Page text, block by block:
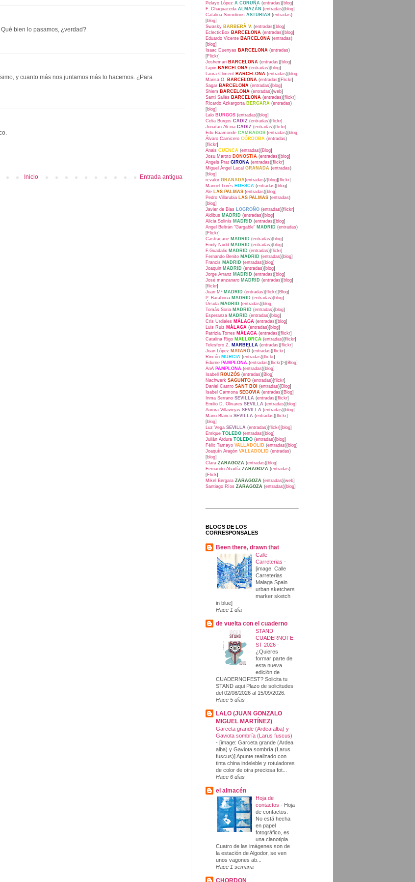
bien lo pasamos, ¿verdad?
y cuanto más nos juntamos más lo hacemos. ¿Para
Entrada antigua
Inicio
Pelayo López A CORUÑA (entradas)[blog]
F. Chaguaceda ALMAZÁN (entradas)[blog]
Catalina Somolinos ASTURIAS (entradas)
[blog]
Swasky BARBERÀ V. (entradas)[blog]
EclecticBox BARCELONA (entradas)[blog]
Eduardo Vicente BARCELONA (entradas)
[blog]
Isaac Duenyas BARCELONA (entradas)
[Flickr]
Joshemari BARCELONA (entradas)[blog]
Lapin BARCELONA (entradas)[blog]
Laura Climent BARCELONA (entradas)[blog]
Marisa O. BARCELONA (entradas)[Flickr]
Sagar BARCELONA (entradas)[blog]
Shiem BARCELONA (entradas)[web]
Santi Sallés BARCELONA (entradas)[flickr]
Ricardo Azkargorta BERGARA (entradas)
[blog]
Lalo BURGOS (entradas)[blog]
Celia Burgos CADIZ (entradas)[flickr]
Jonatan Alcina CADIZ (entradas)[flickr]
Edu Baamonde CAMBADOS (entradas)[blog]
Álvaro Carnicero CÓRDOBA (entradas)
[flickr]
Anais CUENCA (entradas)[Blog]
Josu Maroto DONOSTIA (entradas)[blog]
Angels Prat GIRONA (entradas)[flickr]
Miguel Ángel Lacal GRANADA (entradas)
[blog]
rcvalor GRANADA(entradas)/[blog][flickr]
Manuel Lorés HUESCA (entradas)[blog]
Ale LAS PALMAS (entradas)[blog]
Pedro Villarubia LAS PALMAS (entradas)
[blog]
Javier de Blas LOGROÑO (entradas)[flickr]
Aidibus MADRID (entradas)[blog]
Alicia Solinís MADRID (entradas)[blog]
Angel Beltrán "Gargable" MADRID (entradas)
[Flickr]
Castracane MADRID (entradas)[blog]
Emily Nudd MADRID (entradas)[blog]
F.Guadalix MADRID (entradas)[flickr]
Fernando Benito MADRID (entradas)[blog]
Francis MADRID (entradas)[blog]
Joaquin MADRID (entradas)[blog]
Jorge Arranz MADRID (entradas)[blog]
José manzanaro MADRID (entradas)[blog]
[flickr]
Juan Mª MADRID (entradas)[flickr][Blog]
P. Barahona MADRID (entradas)[blog]
Úrsula MADRID (entradas)[blog]
Tomás Soria MADRID (entradas)[blog]
Esperanza MADRID (entradas)[blog]
Cris Urdiales MÁLAGA (entradas)[blog]
Luis Ruiz MÁLAGA (entradas)[blog]
Patrizia Torres MÁLAGA (entradas)[flickr]
Catalina Rigo MALLORCA (entradas)[flickr]
Telesforo Z. MARBELLA (entradas)[flickr]
Joan López MATARÓ (entradas)[flickr]
Rincón MURCIA (entradas)[flickr]
Edurne PAMPLONA (entradas)[flickr]>)[Blog]
AnA PAMPLONA (entradas)[blog]
Isabell
ROUZÓS (entradas)[Blog]
Nachwerk SAGUNTO (entradas)[flickr]
Daniel Castro SANT BOI (entradas)[Blog]
Isabel Carmona SEGOVIA (entradas)[Blog]
Inma Serrano SEVILLA (entradas)[flickr]
Emilio D. Olivares SEVILLA (entradas)[blog]
Aurora Villaviejas SEVILLA (entradas)[blog]
Manu Blanco SEVILLA (entradas)[flickr]
[blog]
Luz Vega SEVILLA (entradas)[flickr][blog]
Enrique TOLEDO (entradas)[blog]
Julián Ardura TOLEDO (entradas)[blog]
Félix Tamayo VALLADOLID (entradas)[blog]
Joaquín Aragón VALLADOLID (entradas)
[blog]
Clara ZARAGOZA (entradas)[blog]
Fernando Abadía ZARAGOZA (entradas)
[Flick]
Mikel Bergara ZARAGOZA (entradas)[web]
Santiago Ríos ZARAGOZA (entradas)[blog]
BLOGS DE LOS
CORRESPONSALES
Been there, drawn that
Calle
Carreterias -
[image: Calle
Carreterias
Malaga Spain
urban sketchers
marker sketch
in blue]
Hace 1 día
de vuelta con el cuaderno
STAND
CUADERNOFE
ST 2026 -
¿Quieres
formar parte de
esta nueva
edición de
CUADERNOFEST? Solicita tu
STAND aqui Plazo de solicitudes
del 02/08/2026 al 15/09/2026.
Hace 5 días
LALO (JUAN GONZALO
MIGUEL MARTÍNEZ)
Garceta grande (Ardea alba) y
Gaviota sombría (Larus fuscus)
- [image: Garceta grande (Ardea
alba) y Gaviota sombría (Larus
fuscus)] Apunte realizado con
tinta china indeleble y rotuladores
de color de otra preciosa fot...
Hace 6 días
el almacén
Hoja de
contactos - Hoja
de contactos.
No está hecha
en papel
fotográfico, es
una cianotipia.
Cuatro de las imágenes son de
la estación de Algodor, se ven
unos vagones ab...
Hace 1 semana